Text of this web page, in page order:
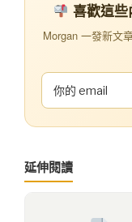
喜歡這
Morgan 一發新文
延伸閱讀